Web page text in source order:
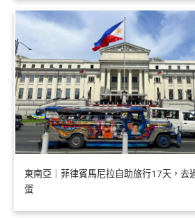
東南亞｜菲律賓馬尼拉自助旅行17天，去
蛋